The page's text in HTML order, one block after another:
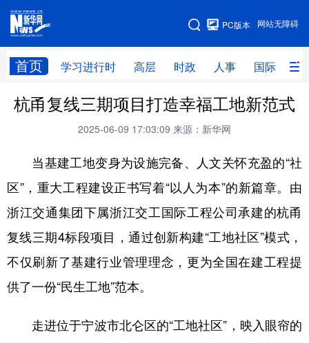
网站无障碍
PC版本
首页 学习进行时 高层 时政 人事 国际 财
网站地图
学习进行时 高层 时政 人事
财经 网评
台湾 思客智库 全球连线 教育
科技 科创 量子 体育
文化 书画 健康 军事
学术中国 乡村振兴 溯源中国
杭甬复线三期项目打造幸福工地新范式
2025-06-09 17:03:09 来源：新华网
当基建工地变身为设施完备、人文关怀充盈的“社
区”，重大工程建设正书写着“以人为本”的新篇章。由
浙江交通集团下属浙江交工国际工程公司承建的杭甬
复线三期4标段项目，通过创新构建“工地社区”模式，
不仅刷新了基建行业管理理念，更为全国在建工程提
供了一份“民生工地”范本。
走进位于宁波市北仑区的“工地社区”，映入眼帘的